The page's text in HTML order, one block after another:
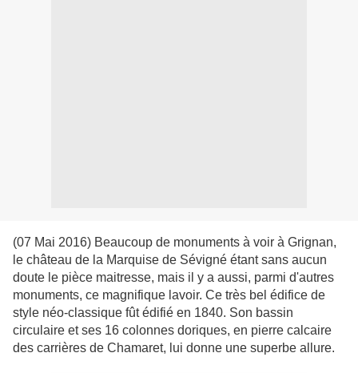
(07 Mai 2016) Beaucoup de monuments à voir à Grignan,
le château de la Marquise de Sévigné étant sans aucun
doute le pièce maitresse, mais il y a aussi, parmi d'autres
monuments, ce magnifique lavoir. Ce très bel édifice de
style néo-classique fût édifié en 1840. Son bassin
circulaire et ses 16 colonnes doriques, en pierre calcaire
des carrières de Chamaret, lui donne une superbe allure.